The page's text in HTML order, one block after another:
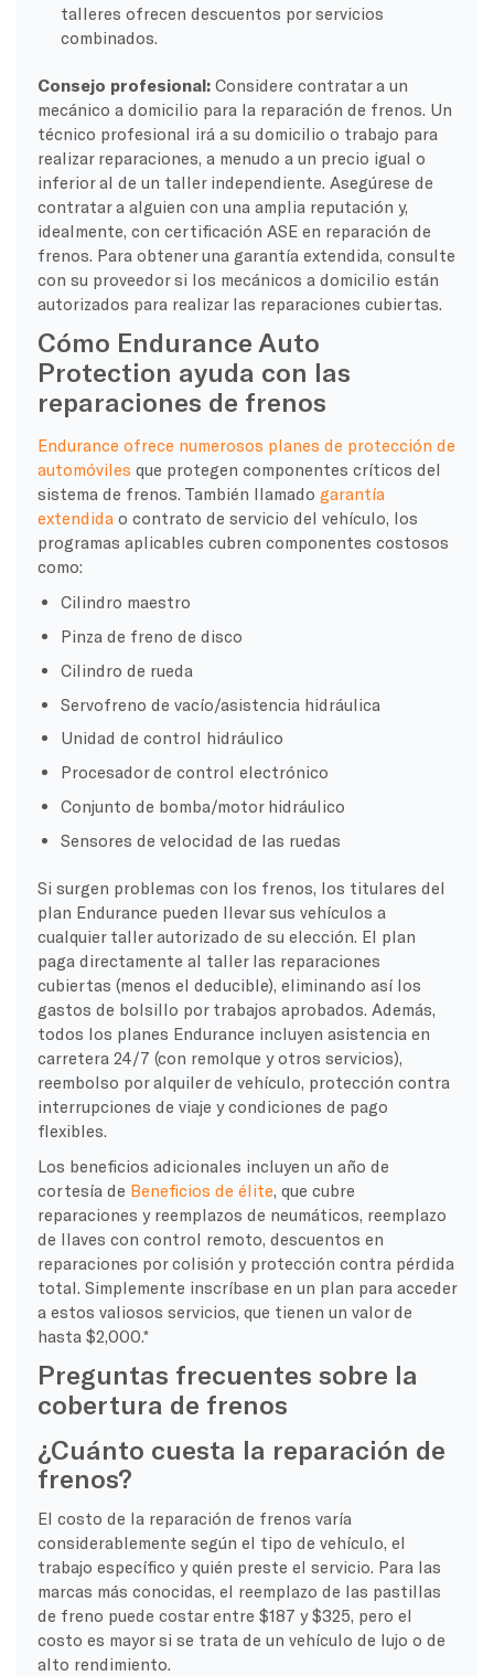
talleres ofrecen descuentos por servicios
combinados.
Consejo profesional:Considere contratar a un
mecánico a domicilio para la reparación de frenos. Un
técnico profesional irá a su domicilio o trabajo para
realizar reparaciones, a menudo a un precio igual o
inferior al de un taller independiente. Asegúrese de
contratar a alguien con una amplia reputación y,
idealmente, con certificación ASE en reparación de
frenos. Para obtener una garantía extendida, consulte
con su proveedor si los mecánicos a domicilio están
autorizados para realizar las reparaciones cubiertas.
Cómo Endurance Auto
Protection ayuda con las
reparaciones de frenos
Endurance ofrece numerosos planes de protección de
automóviles que protegen componentes críticos del
sistema de frenos. También llamado garantía
extendidao contrato de servicio del vehículo, los
programas aplicables cubren componentes costosos
como:
Cilindro maestro
Pinza de freno de disco
Cilindro de rueda
Servofreno de vacío/asistencia hidráulica
Unidad de control hidráulico
Procesador de control electrónico
Conjunto de bomba/motor hidráulico
Sensores de velocidad de las ruedas
Si surgen problemas con los frenos, los titulares del
plan Endurance pueden llevar sus vehículos a
cualquier taller autorizado de su elección. El plan
paga directamente al taller las reparaciones
cubiertas (menos el deducible), eliminando así los
gastos de bolsillo por trabajos aprobados. Además,
todos los planes Endurance incluyen asistencia en
carretera 24/7 (con remolque y otros servicios),
reembolso por alquiler de vehículo, protección contra
interrupciones de viaje y condiciones de pago
flexibles.
Los beneficios adicionales incluyen un año de
cortesía de Beneficios de élite, que cubre
reparaciones y reemplazos de neumáticos, reemplazo
de llaves con control remoto, descuentos en
reparaciones por colisión y protección contra pérdida
total. Simplemente inscríbase en un plan para acceder
a estos valiosos servicios, que tienen un valor de
hasta $2,000.*
Preguntas frecuentes sobre la
cobertura de frenos
¿Cuánto cuesta la reparación de
frenos?
El costo de la reparación de frenos varía
considerablemente según el tipo de vehículo, el
trabajo específico y quién preste el servicio. Para las
marcas más conocidas, el reemplazo de las pastillas
de freno puede costar entre $187 y $325, pero el
costo es mayor si se trata de un vehículo de lujo o de
alto rendimiento.